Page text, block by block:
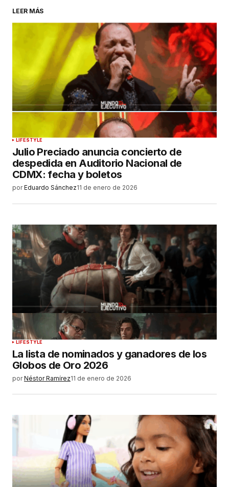
LEER MÁS
LIFESTYLE
Julio Preciado anuncia concierto de
despedida en Auditorio Nacional de
CDMX: fecha y boletos
por Eduardo Sánchez11 de enero de 2026
LIFESTYLE
La lista de nominados y ganadores de los
Globos de Oro 2026
por Néstor Ramírez11 de enero de 2026